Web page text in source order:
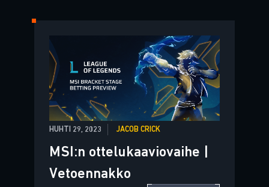
HUHTI 29, 2023 JACOB CRICK
MSI:n ottelukaaviovaihe |
Vetoennakko